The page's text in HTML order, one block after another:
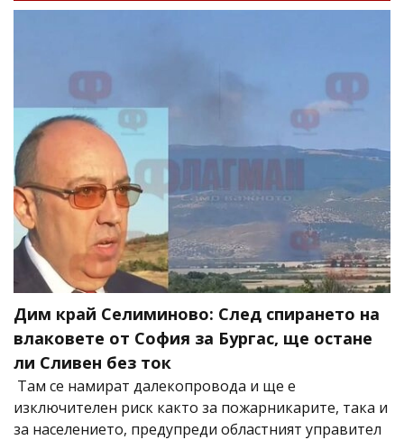
Дим край Селиминово: След спирането на
влаковете от София за Бургас, ще остане
ли Сливен без ток
Там се намират далекопровода и ще е
изключителен риск както за пожарникарите, така и
за населението, предупреди областният управител